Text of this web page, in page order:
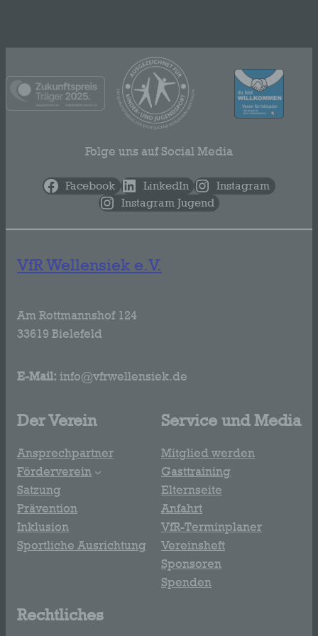
Folge uns auf Social Media
Facebook LinkedIn
Instagram
Instagram Jugend
VfR Wellensiek e.V.
Am Rottmannshof 124
33619 Bielefeld
E-Mail: info@vfrwellensiek.de
Der Verein
Ansprechpartner
Förderverein
Satzung
Prävention
Inklusion
Sportliche Ausrichtung
Service und Media
Mitglied werden
Gasttraining
Elternseite
Anfahrt
VfR-Terminplaner
Vereinsheft
Sponsoren
Spenden
Rechtliches